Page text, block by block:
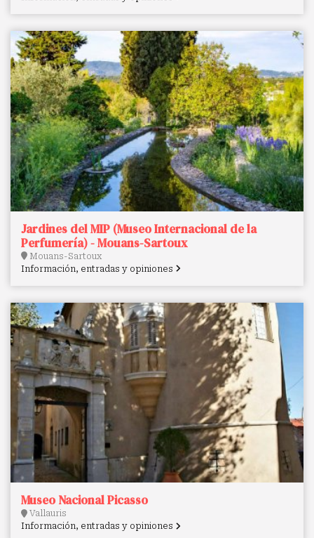
Jardines del MIP (Museo Internacional de la
Perfumería) - Mouans-Sartoux
Mouans-Sartoux
Información, entradas y opiniones
Museo Nacional Picasso
Vallauris
Información, entradas y opiniones